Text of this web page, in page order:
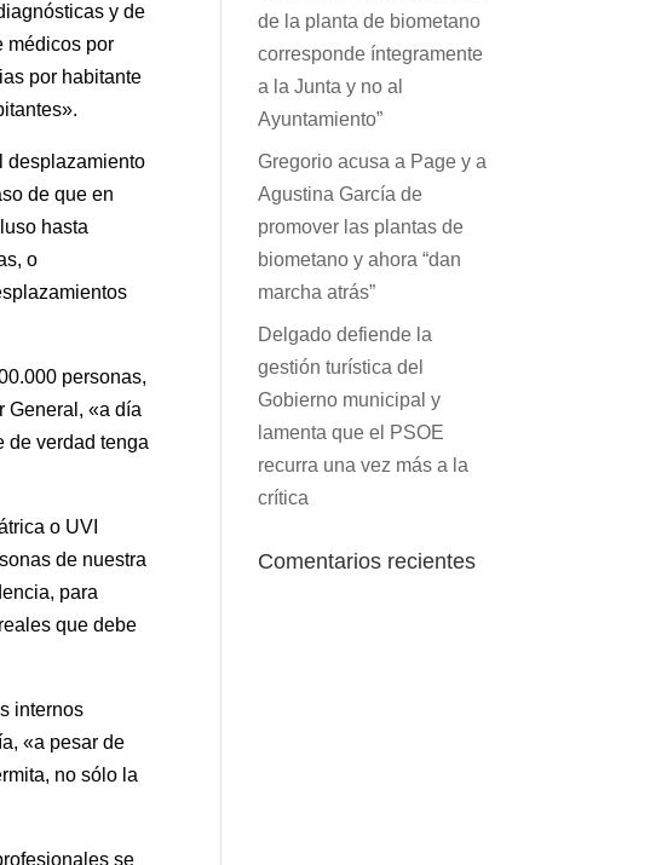
y de
médicos por
por habitante
desplazamiento
de que en
hasta
o
personas,
General, «a día
de verdad tenga
o UVI
de nuestra
para
que debe
internos
«a pesar de
no sólo la
se
de la planta de biometano
corresponde íntegramente
a la Junta y no al
Ayuntamiento”
Gregorio acusa a Page y a
Agustina García de
promover las plantas de
biometano y ahora “dan
marcha atrás”
Delgado defiende la
gestión turística del
Gobierno municipal y
lamenta que el PSOE
recurra una vez más a la
crítica
Comentarios recientes